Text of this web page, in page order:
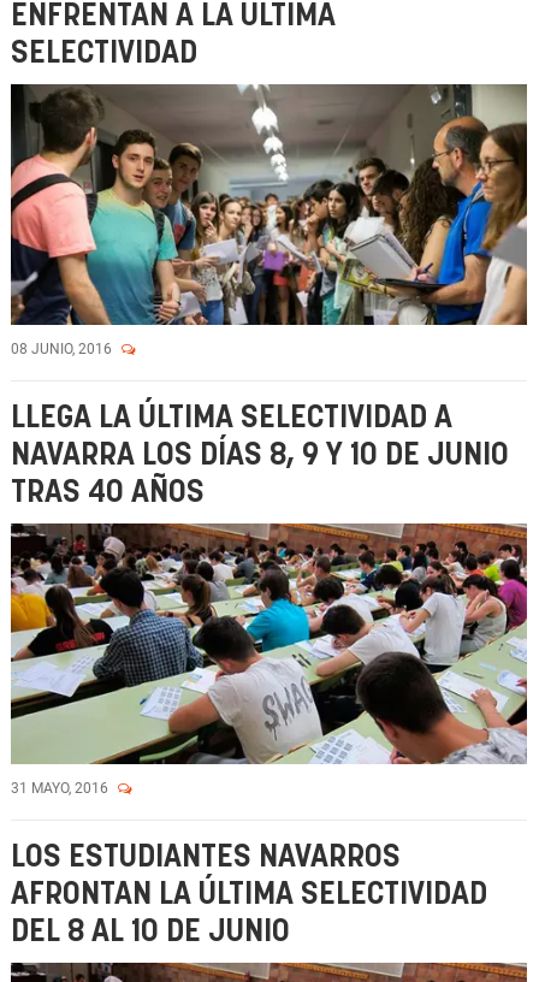
ENFRENTAN A LA ÚLTIMA
SELECTIVIDAD
08 JUNIO, 2016
LLEGA LA ÚLTIMA SELECTIVIDAD A
NAVARRA LOS DÍAS 8, 9 Y 10 DE JUNIO
TRAS 40 AÑOS
31 MAYO, 2016
LOS ESTUDIANTES NAVARROS
AFRONTAN LA ÚLTIMA SELECTIVIDAD
DEL 8 AL 10 DE JUNIO